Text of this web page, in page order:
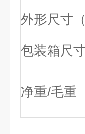
外形尺寸（
包装箱尺
净重/毛重